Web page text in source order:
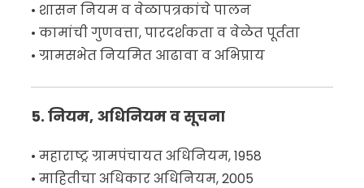
• शासन नियम व वेळापत्रकांचे पालन
• कामांची गुणवत्ता, पारदर्शकता व वेळेत पूर्तता
• ग्रामसभेत नियमित आढावा व अभिप्राय
5. नियम, अधिनियम व सूचना
• महाराष्ट्र ग्रामपंचायत अधिनियम, 1958
• माहितीचा अधिकार अधिनियम, 2005